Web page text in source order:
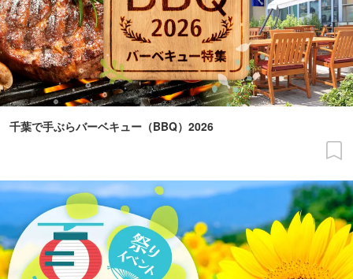
千葉で手ぶらバーベキュー（BBQ）2026